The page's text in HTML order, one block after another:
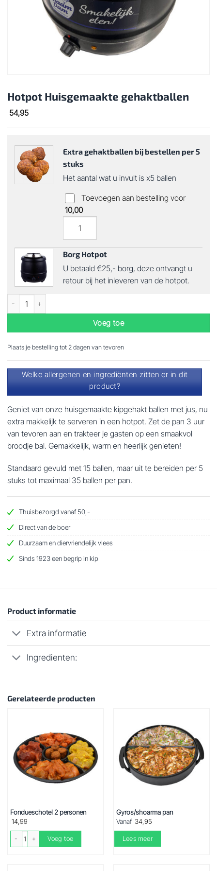
Hotpot Huisgemaakte gehaktballen
54,95
Extra gehaktballen bij bestellen per 5
stuks
Het aantal wat u invult is x5 ballen
Toevoegen aan bestelling voor
10,00
Borg Hotpot
U betaald €25,- borg, deze ontvangt u
retour bij het inleveren van de hotpot.
Hotpot Huisgemaakte gehaktballen aantal
Voeg toe
Plaats je bestelling tot 2 dagen van tevoren
Welke allergenen en ingrediënten zitten er in dit
product?
Geniet van onze huisgemaakte kipgehakt ballen met jus, nu
extra makkelijk te serveren in een hotpot. Zet de pan 3 uur
van tevoren aan en trakteer je gasten op een smaakvol
broodje bal. Gemakkelijk, warm en heerlijk genieten!
Standaard gevuld met 15 ballen, maar uit te bereiden per 5
stuks tot maximaal 35 ballen per pan.
Thuisbezorgd vanaf 50,-
Direct van de boer
Duurzaam en diervriendelijk vlees
Sinds 1923 een begrip in kip
Product informatie
Extra informatie
Ingredienten:
Gerelateerde producten
Fondueschotel 2 personen
14,99
Fondueschotel 2 personen aantal
Voeg toe
Gyros/shoarma pan
Vanaf 34,95
Lees meer